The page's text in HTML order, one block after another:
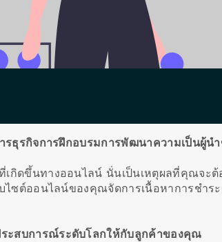
รธุรกิจการฝึกอบรมการพัฒนาความเป็นผู้
เกิดขึ้นทางออนไลน์ นั่นเป็นเหตุผลที่คุณจะ
ไซต์ออนไลน์ของคุณจัดการเนื้อหาการชำ
ะสบการณ์ระดับโลกให้กับลูกค้าของคุณ